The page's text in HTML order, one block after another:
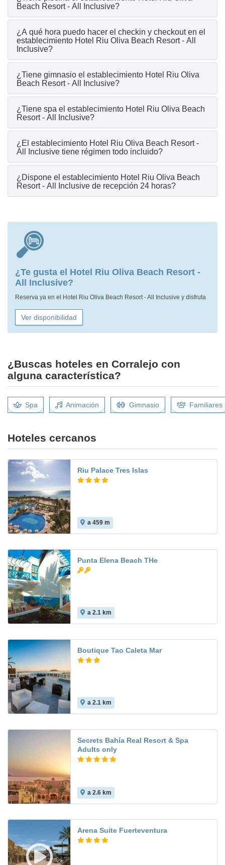
Beach Resort - All Inclusive?
¿A qué hora puedo hacer el checkin y checkout en el
establecimiento Hotel Riu Oliva Beach Resort - All
Inclusive?
¿Tiene gimnasio el establecimiento Hotel Riu Oliva
Beach Resort - All Inclusive?
¿Tiene spa el establecimiento Hotel Riu Oliva Beach
Resort - All Inclusive?
¿El establecimiento Hotel Riu Oliva Beach Resort -
All Inclusive tiene régimen todo incluido?
¿Dispone el establecimiento Hotel Riu Oliva Beach
Resort - All Inclusive de recepción 24 horas?
¿Te gusta el Hotel Riu Oliva Beach Resort -
All Inclusive?
Reserva ya en el Hotel Riu Oliva Beach Resort - All Inclusive y disfruta
Ver disponibilidad
¿Buscas hoteles en Corralejo con
alguna característica?
Spa Animación Gimnasio Familiares
Hoteles cercanos
Riu Palace Tres Islas
a 459 m
Punta Elena Beach THe
a 2.1 km
Boutique Tao Caleta Mar
a 2.1 km
Secrets Bahía Real Resort & Spa
Adults only
a 2.6 km
Arena Suite Fuerteventura